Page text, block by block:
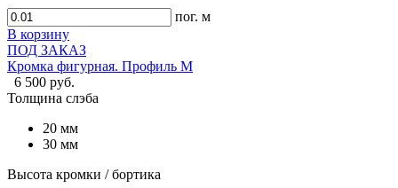
пог. м
В корзину
ПОД ЗАКАЗ
Кромка фигурная. Профиль M
6 500 руб.
Толщина слэба
20 мм
30 мм
Высота кромки / бортика